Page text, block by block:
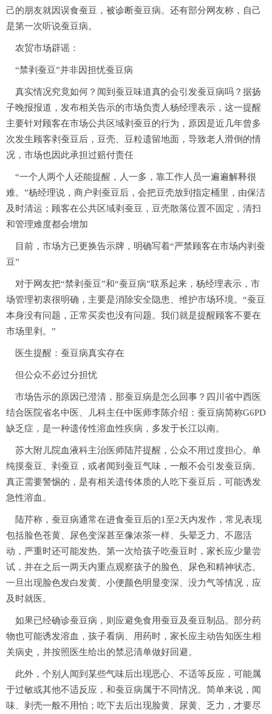
己的朋友就因误食蚕豆，被诊断蚕豆病。还有部分网友称，自己
是第一次听说蚕豆病。
农贸市场辟谣：
“禁剥蚕豆”并非因担忧蚕豆病
真实情况究竟如何？闻到蚕豆味道真的会引发蚕豆病吗？据扬
子晚报报道，发布相关告示的市场负责人杨经理表示，这一提醒
主要针对顾客在市场公共区域剥蚕豆的行为，原因是近几年曾多
次发生顾客剥蚕豆后，豆壳、豆粒遗留地面，导致老人滑倒的情
况，市场也因此承担过赔付责任
“一个人两个人还能提醒，人一多，靠工作人员一遍遍解释很
难。”杨经理说，商户剥蚕豆后，会把豆壳放到指定桶里，由保洁
及时清运；顾客在公共区域剥蚕豆，豆壳散落位置不固定，清扫
和管理难度都会增加
目前，市场方已更换告示牌，明确写着“严禁顾客在市场内剥蚕
豆”
对于网友把“禁剥蚕豆”和“蚕豆病”联系起来，杨经理表示，市
场管理初衷很明确，主要是消除安全隐患、维护市场环境。“蚕豆
本身没有问题，正常买卖也没有问题。我们就是提醒顾客不要在
市场里剥。”
医生提醒：蚕豆病真实存在
但公众不必过分担忧
市场告示的原因已澄清，那蚕豆病是怎么回事？四川省中西医
结合医院省名中医、儿科主任中医师李陈介绍：蚕豆病简称G6PD
缺乏症，是一种遗传性溶血性疾病，多发于长江以南。
苏大附儿院血液科主治医师陆芹提醒，公众不用过度担心。单
纯摸蚕豆、剥蚕豆，或者闻到蚕豆气味，一般不会引发蚕豆病。
真正需要警惕的，是有相关遗传体质的人吃下蚕豆后，可能诱发
急性溶血。
陆芹称，蚕豆病通常在进食蚕豆后的1至2天内发作，常见表现
包括脸色苍黄、尿色变深甚至像浓茶一样、头晕乏力、不愿活
动，严重时还可能发热。第一次给孩子吃蚕豆时，家长应少量尝
试，并在之后一两天内重点观察孩子的脸色、尿色和精神状态。
一旦出现脸色发白发黄、小便颜色明显变深、没力气等情况，应
及时就医。
如果已经确诊蚕豆病，则应避免食用蚕豆及蚕豆制品。部分药
物也可能诱发溶血，孩子看病、用药时，家长应主动告知医生相
关病史，并按照医生给出的禁忌清单做好回避。
此外，个别人闻到某些气味后出现恶心、不适等反应，可能属
于过敏或其他不适反应，和蚕豆病属于不同情况。简单来说，闻
味、剥壳一般不用怕；吃下去后出现脸黄、尿黄、乏力，才要尽